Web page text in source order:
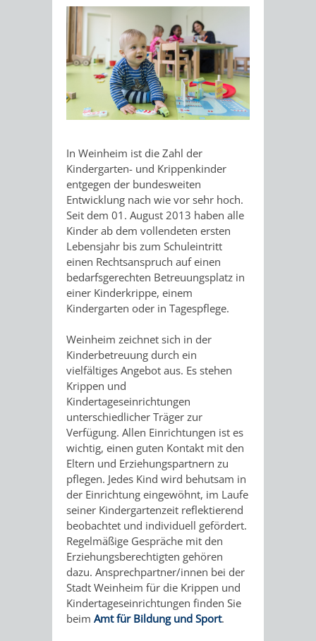
STADTPORTRAIT
WAPPENEHRENBÜRGER
REPORTAGEN
DER
IMAGEFILM
AKTUELLES
ENGAGIERTEWEINHEIMER
FÜR
VEREINE
ORGANISATIONEN
STÄDTEPARTNERSCHAFTEN
ANETCAVAILLON
IMOLALUTHERSTADT
EISLEBEN
RAMAT
GAN
VARCES
ALLIÈRES
ORTSCHAFTEN
HOHENSACHSEN
EINRICHTUNGEN
ORTSVEREINE
GESCHICHTE
In Weinheim ist die Zahl der
Kindergarten- und Krippenkinder
entgegen der bundesweiten
Entwicklung nach wie vor sehr hoch.
Seit dem 01. August 2013 haben alle
Kinder ab dem vollendeten ersten
Lebensjahr bis zum Schuleintritt
einen Rechtsanspruch auf einen
bedarfsgerechten Betreuungsplatz in
einer Kinderkrippe, einem
Kindergarten oder in Tagespflege.
Weinheim zeichnet sich in der
Kinderbetreuung durch ein
vielfältiges Angebot aus. Es stehen
Krippen und
Kindertageseinrichtungen
unterschiedlicher Träger zur
Verfügung. Allen Einrichtungen ist es
wichtig, einen guten Kontakt mit den
Eltern und Erziehungspartnern zu
pflegen. Jedes Kind wird behutsam in
der Einrichtung eingewöhnt, im Laufe
seiner Kindergartenzeit reflektierend
beobachtet und individuell gefördert.
Regelmäßige Gespräche mit den
Erziehungsberechtigten gehören
dazu. Ansprechpartner/innen bei der
Stadt Weinheim für die Krippen und
Kindertageseinrichtungen finden Sie
beim Amt für Bildung und Sport.